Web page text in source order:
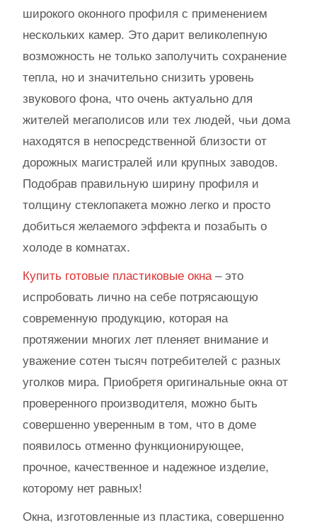
широкого оконного профиля с применением
нескольких камер. Это дарит великолепную
возможность не только заполучить сохранение
тепла, но и значительно снизить уровень
звукового фона, что очень актуально для
жителей мегаполисов или тех людей, чьи дома
находятся в непосредственной близости от
дорожных магистралей или крупных заводов.
Подобрав правильную ширину профиля и
толщину стеклопакета можно легко и просто
добиться желаемого эффекта и позабыть о
холоде в комнатах.
Купить готовые пластиковые окна – это
испробовать лично на себе потрясающую
современную продукцию, которая на
протяжении многих лет пленяет внимание и
уважение сотен тысяч потребителей с разных
уголков мира. Приобретя оригинальные окна от
проверенного производителя, можно быть
совершенно уверенным в том, что в доме
появилось отменно функционирующее,
прочное, качественное и надежное изделие,
которому нет равных!
Окна, изготовленные из пластика, совершенно